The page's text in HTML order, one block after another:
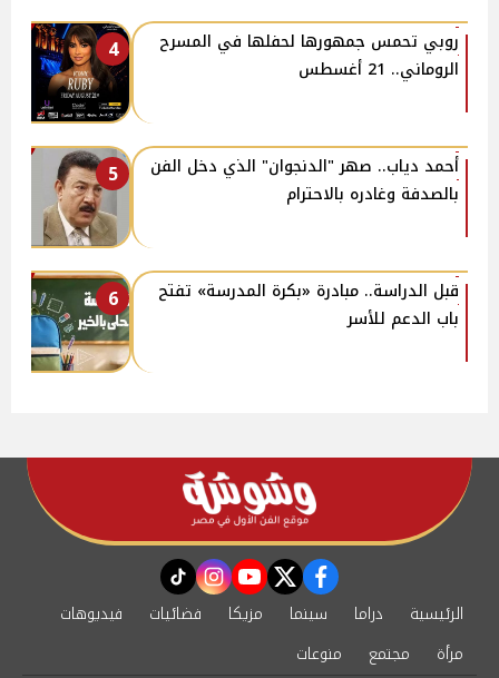
4
روبي تحمس جمهورها لحفلها في المسرح
الروماني.. 21 أغسطس
5
أحمد دياب.. صهر "الدنجوان" الذي دخل الفن
بالصدفة وغادره بالاحترام
6
قبل الدراسة.. مبادرة «بكرة المدرسة» تفتح
باب الدعم للأسر
facebook
twitter
youtube
instagram
tiktok
الرئيسية دراما سينما مزيكا فضائيات
فيديوهات
مرأة
مجتمع منوعات